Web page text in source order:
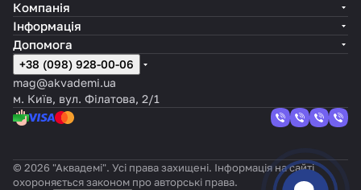
Компанія
Інформація
Допомога
+38 (098) 928-00-06
mag@akvademi.ua
м. Київ, вул. Філатова, 2/1
© 2026 "Аквадемі". Усі права захищені. Інформація на сайті
охороняється законом про авторські права.